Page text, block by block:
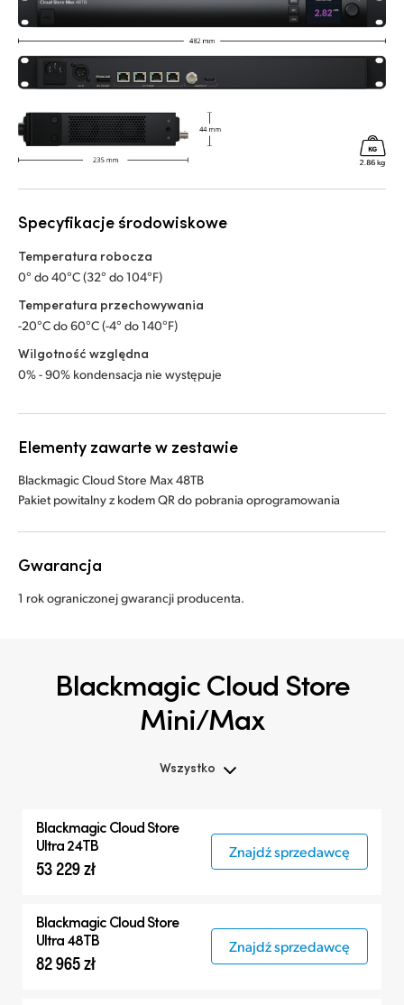
Specyfikacje środowiskowe
Temperatura robocza
0° do 40°C (32° do 104°F)
Temperatura przechowywania
-20°C do 60°C (-4° do 140°F)
Wilgotność względna
0% - 90% kondensacja nie występuje
Elementy zawarte w zestawie
Blackmagic Cloud Store Max 48TB
Pakiet powitalny z kodem QR do pobrania oprogramowania
Gwarancja
1 rok ograniczonej gwarancji producenta.
Blackmagic Cloud Store
Mini/Max
Wszystko
Blackmagic Cloud Store Mini
Blackmagic Cloud Store Max
Blackmagic Cloud Store
Ultra 24TB
53 229 zł
Znajdź sprzedawcę
Blackmagic Cloud Store
Ultra 48TB
82 965 zł
Znajdź sprzedawcę